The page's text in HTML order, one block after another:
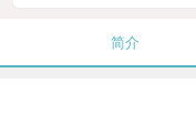
简介